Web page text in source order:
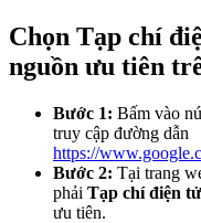
Chọn Tạp chí
nguồn ưu tiên
Bước 1: Bấm vào
truy cập đường dẫn
https://
Bước 2: Tại trang
phải Tạp chí điện
ưu tiên.